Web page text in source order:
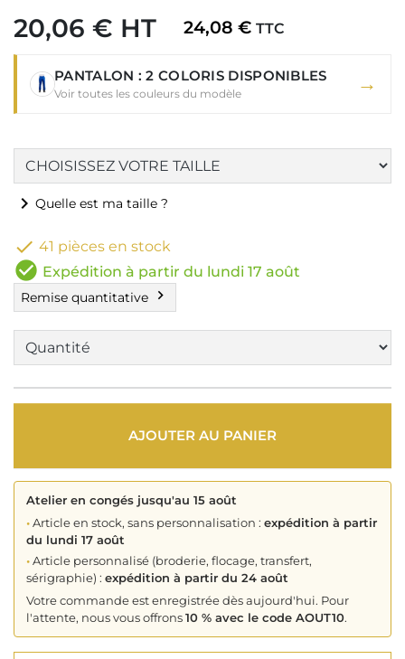
20,06 € HT 24,08 € TTC
PANTALON : 2 COLORIS DISPONIBLES
Voir toutes les couleurs du modèle →
chevron_right Quelle est ma taille ?
 41 pièces en stock
check_circle Expédition à partir du lundi 17 août
Remise quantitative chevron_right
AJOUTER AU PANIER
Atelier en congés jusqu'au 15 août
•Article en stock, sans personnalisation : expédition à partir
du lundi 17 août
•Article personnalisé (broderie, flocage, transfert,
sérigraphie) : expédition à partir du 24 août
Votre commande est enregistrée dès aujourd'hui. Pour
l'attente, nous vous offrons10 % avec le code AOUT10.